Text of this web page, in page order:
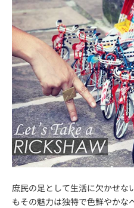
庶民の足として生活に欠かせな
もその魅力は独特で色鮮やかな